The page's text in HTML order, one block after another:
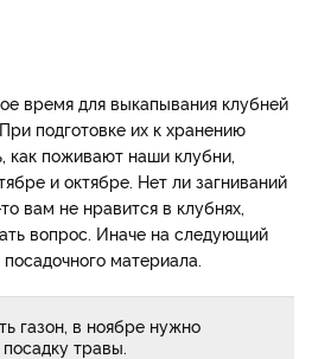
время для выкапывания клубней
подготовке их к хранению
как поживают наши клубни,
и октябре. Нет ли загниваний
вам не нравится в клубнях,
вопрос. Иначе на следующий
материала.
газон, в ноябре нужно
травы.